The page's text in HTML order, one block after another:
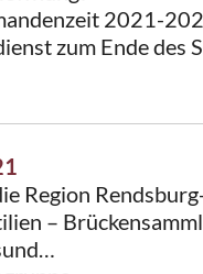
2021-
zum Ende des
Region
–